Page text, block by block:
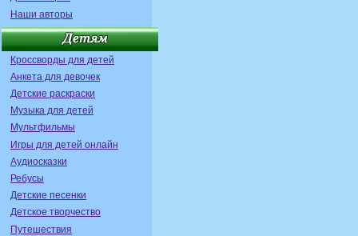
Наши авторы
Кроссворды для детей
Анкета для девочек
Детские раскраски
Музыка для детей
Мультфильмы
Игры для детей онлайн
Аудиосказки
Ребусы
Детские песенки
Детское творчество
Путешествия